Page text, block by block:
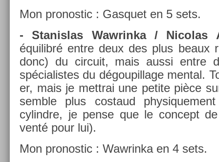
Mon pro­nos­tic : Gas­quet en 5 sets.
- Stanis­las Waw­rinka / Nicolas
équilibré entre deux des plus beaux
donc) du cir­cuit, mais aussi entre
spécialis­tes du dégoupil­lage ment­al.
er, mais je mettrai une petite pièce
semble plus co­staud
cylindre, je pense que le con­cept
venté pour lui).
Mon pro­nos­tic : Waw­rinka en 4 sets.